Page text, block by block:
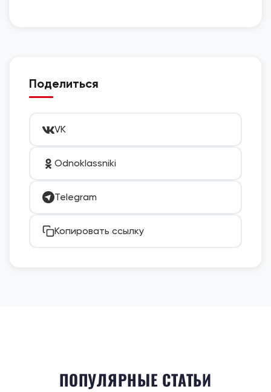
Поделиться
VK
Odnoklassniki
Telegram
Копировать ссылку
ПОПУЛЯРНЫЕ СТАТЬИ